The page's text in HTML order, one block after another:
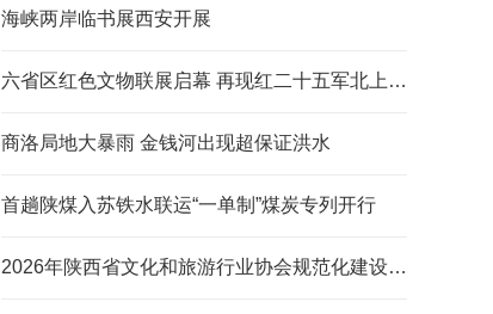
海峡两岸临书展西安开展
六省区红色文物联展启幕 再现红二十五军北上先锋长征史诗
商洛局地大暴雨 金钱河出现超保证洪水
首趟陕煤入苏铁水联运“一单制”煤炭专列开行
2026年陕西省文化和旅游行业协会规范化建设培训班举办